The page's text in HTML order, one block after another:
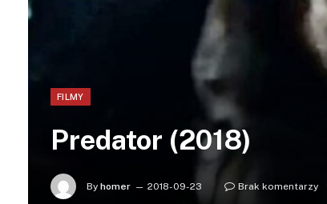
FILMY
Predator (2018)
By homer 2018-09-23 Brak komentarzy